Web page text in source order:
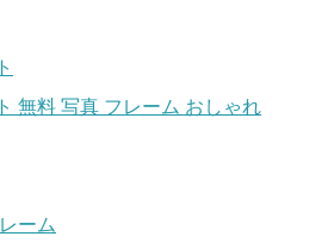
無料 写真 フレーム おしゃれ
ーム